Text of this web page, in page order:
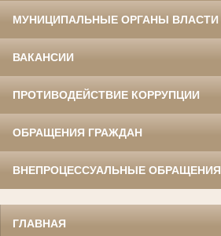
МУНИЦИПАЛЬНЫЕ ОРГАНЫ ВЛАСТИ
ВАКАНСИИ
ПРОТИВОДЕЙСТВИЕ КОРРУПЦИИ
ОБРАЩЕНИЯ ГРАЖДАН
ВНЕПРОЦЕССУАЛЬНЫЕ ОБРАЩЕНИЯ
ГЛАВНАЯ